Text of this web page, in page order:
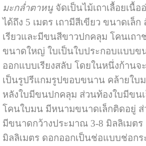
มะกล่ำตาหนู จัดเป็นไม้เถาเลื้อยเนื้
ได้ถึง 5 เมตร เถามีสีเขียว ขนาดเล็
เรียวและมีขนสีขาวปกคลุม โคนเถา
ขนาดใหญ่ ใบเป็นใบประกอบแบบข
ออกแบบเรียงสลับ โดยในหนึ่งก้านจ
เป็นรูปรีแกมรูปขอบขนาน คล้ายใบ
หลังใบมีขนปกคลุม ส่วนท้องใบมีขน
โคนใบมน มีหนามขนาดเล็กติดอยู่ ส่
มีขนาดกว้างประมาณ 3-8 มิลลิเมตร
มิลลิเมตร ดอกออกเป็นช่อแบบช่อก